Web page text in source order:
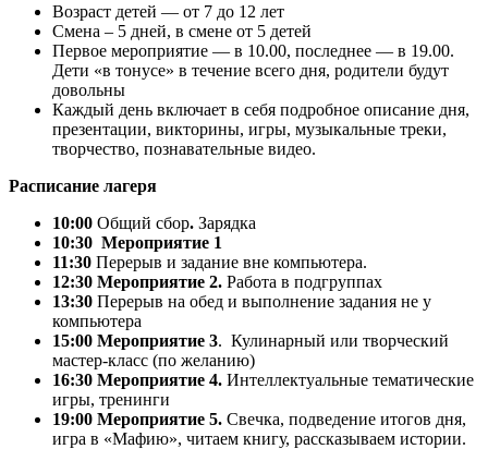
Возраст детей — от 7 до 12 лет
Смена – 5 дней, в смене от 5 детей
Первое мероприятие — в 10.00, последнее — в 19.00.
Дети «в тонусе» в течение всего дня, родители будут
довольны
Каждый день включает в себя подробное описание дня,
презентации, викторины, игры, музыкальные треки,
творчество, познавательные видео.
Расписание лагеря
10:00 Общий сбор. Зарядка
10:30 Мероприятие 1
11:30 Перерыв и задание вне компьютера.
12:30 Мероприятие 2. Работа в подгруппах
13:30 Перерыв на обед и выполнение задания не у
компьютера
15:00 Мероприятие 3. Кулинарный или творческий
мастер-класс (по желанию)
16:30 Мероприятие 4. Интеллектуальные тематические
игры, тренинги
19:00 Мероприятие 5. Свечка, подведение итогов дня,
игра в «Мафию», читаем книгу, рассказываем истории.